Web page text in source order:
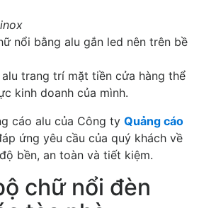
nổi bằng alu gắn led nên trên bề
trang trí mặt tiền cửa hàng thể
kinh doanh của mình.
cáo alu của Công ty Quảng cáo
ứng yêu cầu của quý khách về
bền, an toàn và tiết kiệm.
chữ nổi đèn